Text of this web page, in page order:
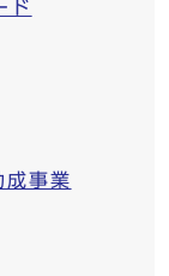
ド
成事業